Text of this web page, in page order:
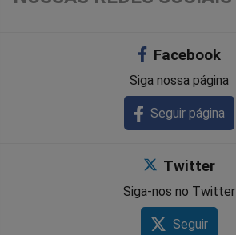
Facebook
Siga nossa página
Seguir página
Twitter
Siga-nos no Twitter
Seguir